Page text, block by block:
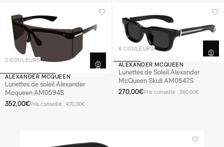
2 COULEURS
ALEXANDER MCQUEEN
Lunettes de soleil Alexander
Mcqueen AM0594S
352,00€Prix conseillé : 470,00€
4 COULEURS
ALEXANDER MCQUEEN
Lunettes de Soleil Alexander
McQueen Skull AM0547S
270,00€Prix conseillé : 360,00€